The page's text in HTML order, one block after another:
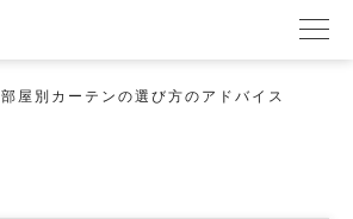
部屋別カーテンの選び方のアドバイス